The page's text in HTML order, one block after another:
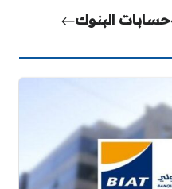
حسابات البنوك